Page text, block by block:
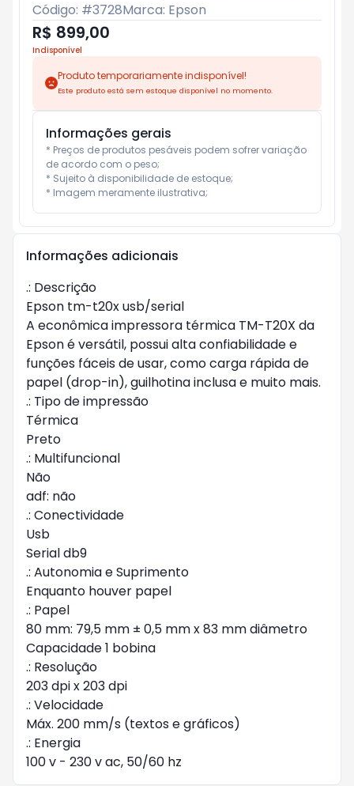
Código: #3728Marca: Epson
R$ 899,00
Indisponível
Produto temporariamente indisponível!
Este produto está sem estoque disponível no momento.
Informações gerais
* Preços de produtos pesáveis podem sofrer variação
de acordo com o peso;
* Sujeito à disponibilidade de estoque;
* Imagem meramente ilustrativa;
Informações adicionais
.: Descrição
Epson tm-t20x usb/serial
A econômica impressora térmica TM-T20X da
Epson é versátil, possui alta confiabilidade e
funções fáceis de usar, como carga rápida de
papel (drop-in), guilhotina inclusa e muito mais.
.: Tipo de impressão
Térmica
Preto
.: Multifuncional
Não
adf: não
.: Conectividade
Usb
Serial db9
.: Autonomia e Suprimento
Enquanto houver papel
.: Papel
80 mm: 79,5 mm ± 0,5 mm x 83 mm diâmetro
Capacidade 1 bobina
.: Resolução
203 dpi x 203 dpi
.: Velocidade
Máx. 200 mm/s (textos e gráficos)
.: Energia
100 v - 230 v ac, 50/60 hz